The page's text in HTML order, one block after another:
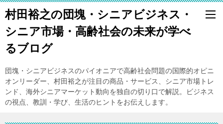
村田裕之の団塊・シニアビジネス・
シニア市場・高齢社会の未来が学べ
るブログ
団塊・シニアビジネスのパイオニアで高齢社会問題の国際的オピニ
オンリーダー、村田裕之が注目の商品・サービス、シニア市場トレ
ンド、海外シニアマーケット動向を独自の切り口で解説。ビジネス
の視点、教訓・学び、生活のヒントをお伝えします。